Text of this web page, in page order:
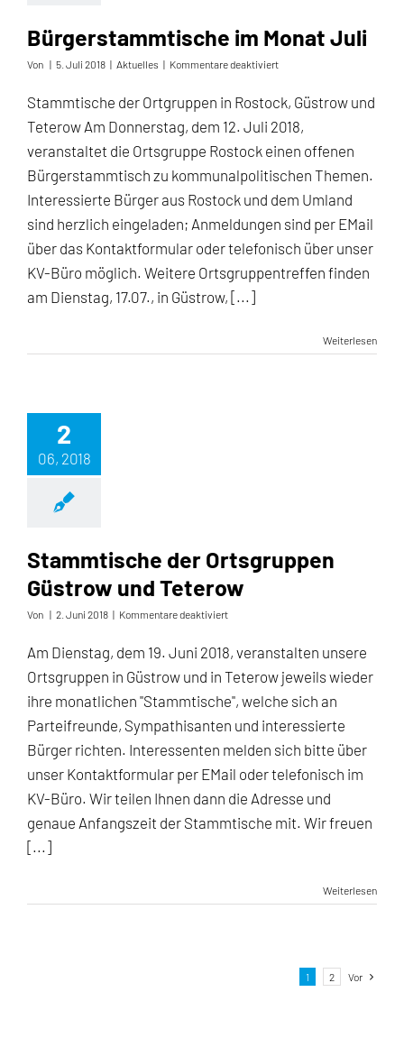
Bürgerstammtische im Monat Juli
Von | 5. Juli 2018 | Aktuelles | Kommentare deaktiviertfür
im
Monat
Juli
Stammtische der Ortgruppen in Rostock, Güstrow und
Teterow Am Donnerstag, dem 12. Juli 2018,
veranstaltet die Ortsgruppe Rostock einen offenen
Bürgerstammtisch zu kommunalpolitischen Themen.
Interessierte Bürger aus Rostock und dem Umland
sind herzlich eingeladen; Anmeldungen sind per EMail
über das Kontaktformular oder telefonisch über unser
KV-Büro möglich. Weitere Ortsgruppentreffen finden
am Dienstag, 17.07., in Güstrow, [...]
Weiterlesen
2
06, 2018
Stammtische der Ortsgruppen
Güstrow und Teterow
Von | 2. Juni 2018 | Kommentare deaktiviertfür
der
Ortsgruppen
Güstrow
und
Teterow
Am Dienstag, dem 19. Juni 2018, veranstalten unsere
Ortsgruppen in Güstrow und in Teterow jeweils wieder
ihre monatlichen "Stammtische", welche sich an
Parteifreunde, Sympathisanten und interessierte
Bürger richten. Interessenten melden sich bitte über
unser Kontaktformular per EMail oder telefonisch im
KV-Büro. Wir teilen Ihnen dann die Adresse und
genaue Anfangszeit der Stammtische mit. Wir freuen
[...]
Weiterlesen
1 2 Vor